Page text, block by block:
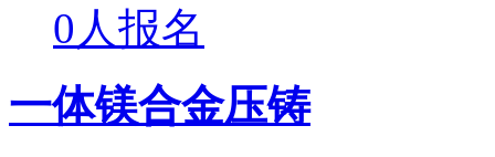
0人报名
一体镁合金压铸